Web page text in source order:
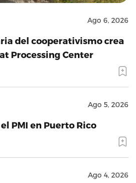
Ago 6, 2026
del cooperativismo crea
Processing Center
Ago 5, 2026
PMI en Puerto Rico
Ago 4, 2026